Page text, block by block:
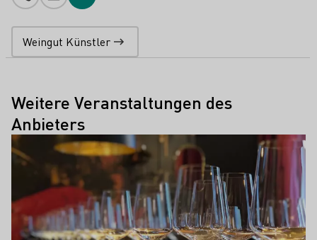
Weingut Künstler
Weitere Veranstaltungen des
Anbieters
Mehr erfahren